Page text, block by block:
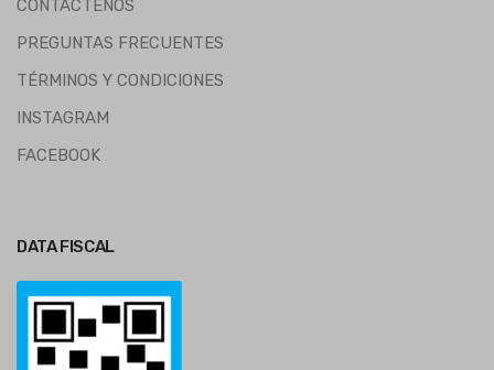
CONTÁCTENOS
PREGUNTAS FRECUENTES
TÉRMINOS Y CONDICIONES
INSTAGRAM
FACEBOOK
DATA FISCAL